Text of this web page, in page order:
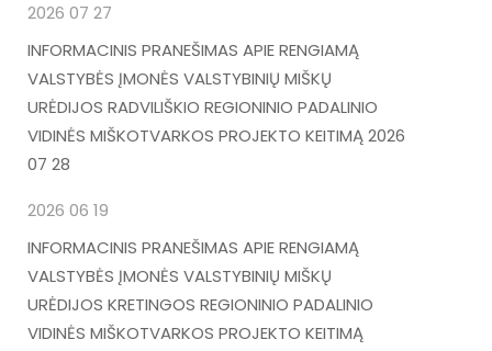
2026 07 27
INFORMACINIS PRANEŠIMAS APIE RENGIAMĄ
VALSTYBĖS ĮMONĖS VALSTYBINIŲ MIŠKŲ
URĖDIJOS RADVILIŠKIO REGIONINIO PADALINIO
VIDINĖS MIŠKOTVARKOS PROJEKTO KEITIMĄ 2026
07 28
2026 06 19
INFORMACINIS PRANEŠIMAS APIE RENGIAMĄ
VALSTYBĖS ĮMONĖS VALSTYBINIŲ MIŠKŲ
URĖDIJOS KRETINGOS REGIONINIO PADALINIO
VIDINĖS MIŠKOTVARKOS PROJEKTO KEITIMĄ